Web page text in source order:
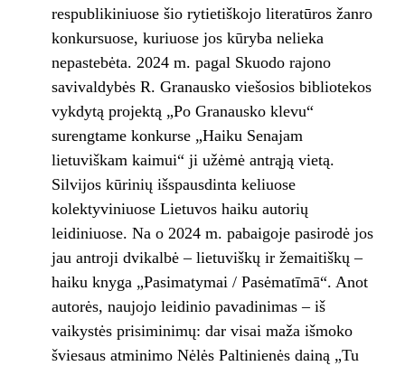
respublikiniuose šio rytietiškojo literatūros žanro
konkursuose, kuriuose jos kūryba nelieka
nepastebėta. 2024 m. pagal Skuodo rajono
savivaldybės R. Granausko viešosios bibliotekos
vykdytą projektą „Po Granausko klevu“
surengtame konkurse „Haiku Senajam
lietuviškam kaimui“ ji užėmė antrąją vietą.
Silvijos kūrinių išspausdinta keliuose
kolektyviniuose Lietuvos haiku autorių
leidiniuose. Na o 2024 m. pabaigoje pasirodė jos
jau antroji dvikalbė – lietuviškų ir žemaitiškų –
haiku knyga „Pasimatymai / Pasėmatīmā“. Anot
autorės, naujojo leidinio pavadinimas – iš
vaikystės prisiminimų: dar visai maža išmoko
šviesaus atminimo Nėlės Paltinienės dainą „Tu